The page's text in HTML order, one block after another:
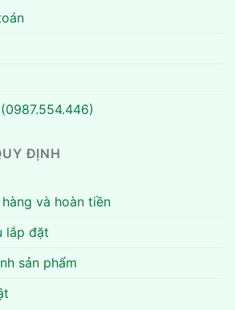
ĐỊNH
và hoàn tiền
lắp đặt
sản phẩm